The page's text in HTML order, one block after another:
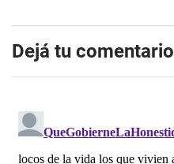
Dejá tu comentario